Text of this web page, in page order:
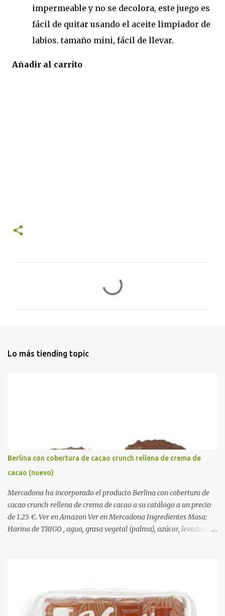
impermeable y no se decolora, este juego es
fácil de quitar usando el aceite limpiador de
labios. tamaño mini, fácil de llevar.
Añadir al carrito
Lo más tiending topic
Berlina con cobertura de cacao crunch rellena de crema de
cacao (nuevo)
Mercadona ha incorporado el producto Berlina con cobertura de
cacao crunch rellena de crema de cacao a su catálogo a un precio
de 1.25 €. Ver en Amazon Ver en Mercadona Ingredientes Masa:
Harina de TRIGO , agua, grasa vegetal (palma), azúcar, levadura,
antioxidante (E300). Relleno 27%: Azúcar, aceite vegetal refinado
(girasol), LECHE desnatada en polvo, cacao desgrasado en polvo
0,9%, LECHE entera en polvo, emulgente (E322 ( SOJA )), aroma